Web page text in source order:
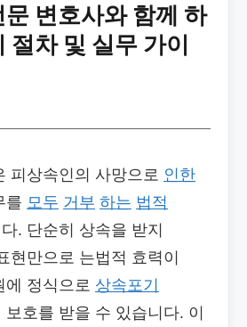
변호사와 함께 하
절차 및 실무 가이
피상속인의 사망으로 인한
를 모두 거부 하는 법적
. 단순히 상속을 받지
현만으로 는법적 효력이
에 정식으로 상속포기
호를 받을 수 있습니다. 이